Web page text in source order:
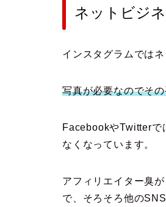
ネットビジ
インスタグラムでは
写真が必要なのでそ
FacebookやTwitterで
なくなっています。
アフィリエイター臭
で、そろそろ他の